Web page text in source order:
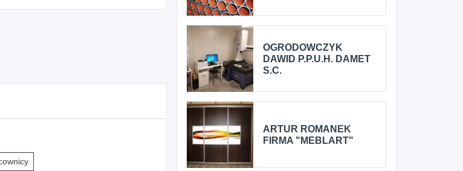
OGRODOWCZYK
DAWID P.P.U.H. DAMET
S.C.
ARTUR ROMANEK
FIRMA "MEBLART"